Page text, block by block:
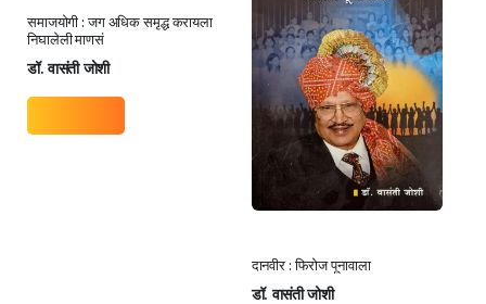
समाजयोगी : जग अधिक समृद्ध करायला
निघालेली माणसं
डॉ. वासंती जोशी
दानवीर : फिरोज पूनावाला
डॉ. वासंती जोशी